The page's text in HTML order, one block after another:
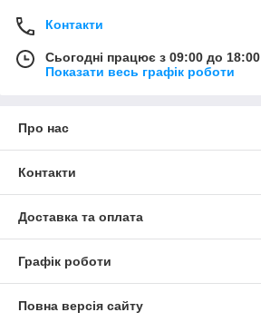
Контакти
Сьогодні працює з 09:00 до 18:00
Показати весь графік роботи
Про нас
Контакти
Доставка та оплата
Графік роботи
Повна версія сайту